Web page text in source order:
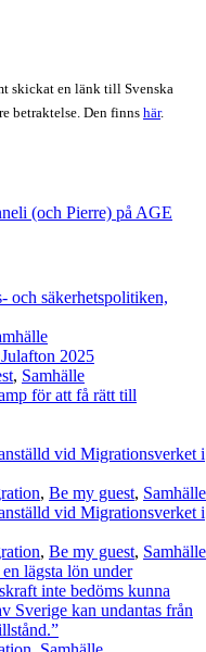
skickat en länk till Svenska
betraktelse. Den finns här.
(och Pierre) på AGE
och säkerhetspolitiken,
2025
, Samhälle
för att få rätt till
vid Migrationsverket i
, Be my guest, Samhälle
vid Migrationsverket i
, Be my guest, Samhälle
lägsta lön under
inte bedöms kunna
Sverige kan undantas från